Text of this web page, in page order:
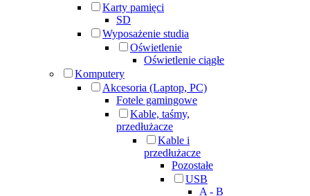
Karty pamięci
SD
Wyposażenie studia
Oświetlenie
Oświetlenie ciągłe
Komputery
Akcesoria (Laptop, PC)
Fotele gamingowe
Kable, taśmy,
przedłużacze
Kable i
przedłużacze
Pozostałe
USB
A - B